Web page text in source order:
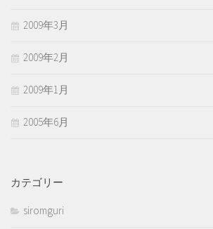
2009年3月
2009年2月
2009年1月
2005年6月
カテゴリー
siromguri